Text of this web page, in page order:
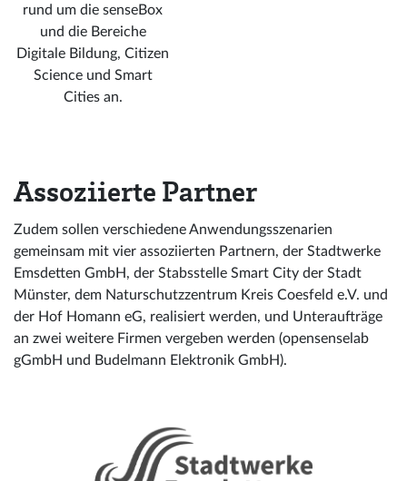
rund um die senseBox
und die Bereiche
Digitale Bildung, Citizen
Science und Smart
Cities an.
Assoziierte Partner
Zudem sollen verschiedene Anwendungsszenarien
gemeinsam mit vier assoziierten Partnern, der Stadtwerke
Emsdetten GmbH, der Stabsstelle Smart City der Stadt
Münster, dem Naturschutzzentrum Kreis Coesfeld e.V. und
der Hof Homann eG, realisiert werden, und Unteraufträge
an zwei weitere Firmen vergeben werden (opensenselab
gGmbH und Budelmann Elektronik GmbH).